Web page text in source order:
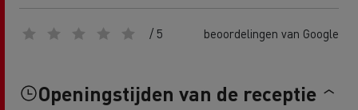
/ 5 beoordelingen van Google
Openingstijden van de receptie